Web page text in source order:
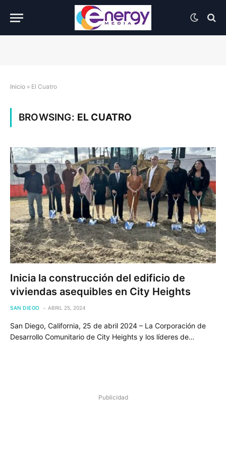
Inicio » El Cuatro
BROWSING: EL CUATRO
Inicia la construcción del edificio de
viviendas asequibles en City Heights
SAN DIEGO ABRIL 25, 2024
San Diego, California, 25 de abril 2024 – La Corporación de
Desarrollo Comunitario de City Heights y los líderes de…
Publicidad